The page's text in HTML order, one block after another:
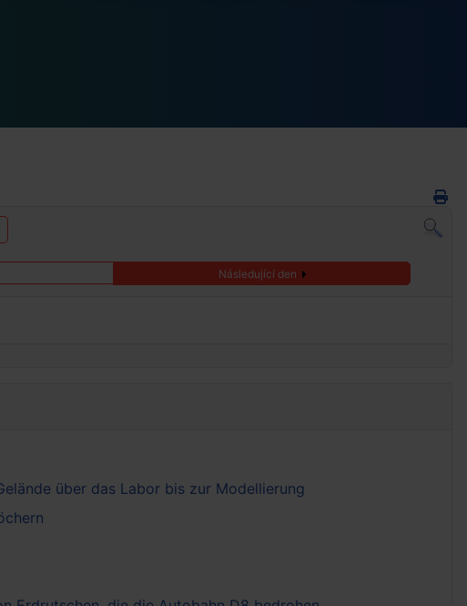
Následující den
über das Labor bis zur Modellierung